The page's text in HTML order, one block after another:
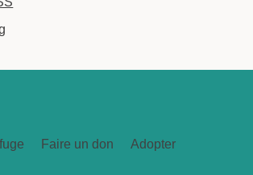
Faire un don Adopter